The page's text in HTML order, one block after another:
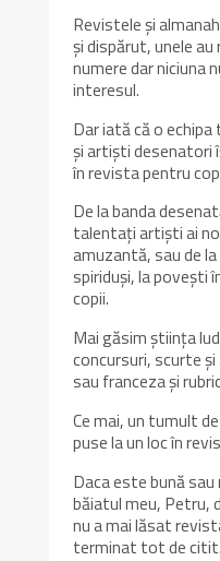
Revistele și
și dispărut, unele
numere dar niciuna
interesul.
Dar iată că o
și artiști desenatori
în revista pentru
De la banda
talentați artiști ai
amuzantă, sau de
spiriduși, la povești
copii.
Mai găsim știința
concursuri, scurte
sau franceza și
Ce mai, un tumult
puse la un loc în
Daca este bună
băiatul meu, Petru,
nu a mai lăsat
terminat tot de citit.